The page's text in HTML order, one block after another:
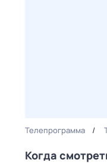
Телепрограмма
Когда